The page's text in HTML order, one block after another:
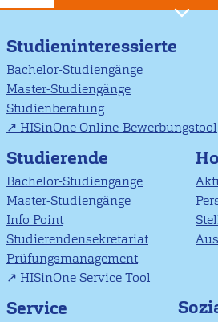
Studieninteressierte
Bachelor-Studiengänge
Master-Studiengänge
Studienberatung
HISinOne Online-Bewerbungstool
Studierende
Bachelor-Studiengänge
Master-Studiengänge
Info Point
Studierendensekretariat
Prüfungsmanagement
HISinOne Service Tool
Service